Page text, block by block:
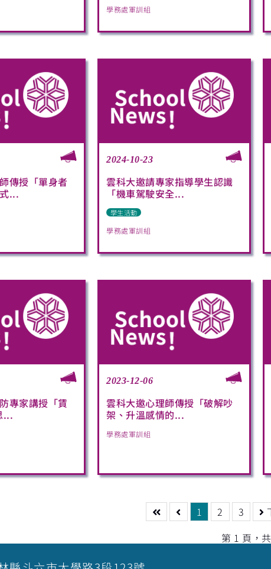
學務處軍訓組
傳授「單身者
...
2024-10-23
雲科大邀請專家指導學生認識
「機車駕駛安全...
學生活動
學務處軍訓組
專家講授「賃
...
2023-12-06
雲科大邀心理師傳授「破解吵
架、升溫感情的...
學務處軍訓組
1 2 3
第 1 頁，